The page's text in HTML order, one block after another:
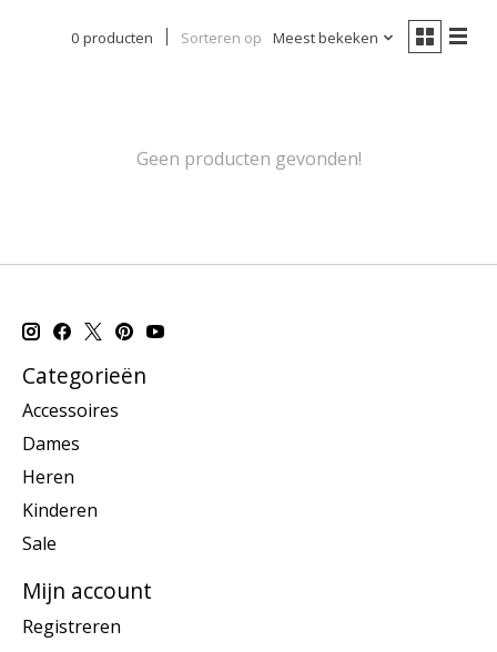
0 producten Sorteren op Meest bekeken
Geen producten gevonden!
Categorieën
Accessoires
Dames
Heren
Kinderen
Sale
Mijn account
Registreren